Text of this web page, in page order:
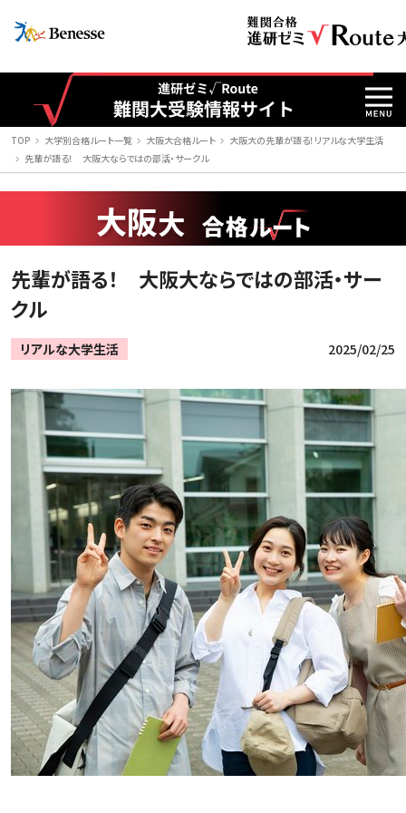
TOP 大学別合格ルート一覧 大阪大合格ルート
大阪大の先輩が語る！リアルな大学生活
先輩が語る！ 大阪大ならではの部活・サークル
大阪大
先輩が語る！ 大阪大ならではの部活・サー
クル
リアルな大学生活 2025/02/25